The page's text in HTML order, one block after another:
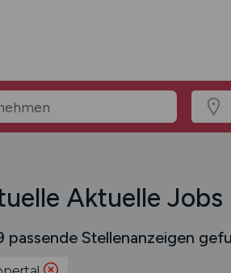
Aktuelle
passende Stellenanzeigen